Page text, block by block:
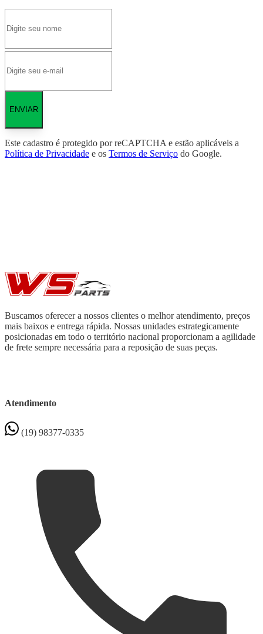
ENVIAR
Este cadastro é protegido por reCAPTCHA e estão aplicáveis a
Política de Privacidade e os Termos de Serviço do Google.
Buscamos oferecer a nossos clientes o melhor atendimento, preços
mais baixos e entrega rápida. Nossas unidades estrategicamente
posicionadas em todo o território nacional proporcionam a agilidade
de frete sempre necessária para a reposição de suas peças.
Atendimento
(19) 98377-0335